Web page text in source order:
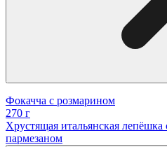
Фокачча с розмарином
270 г
Хрустящая итальянская
пармезаном